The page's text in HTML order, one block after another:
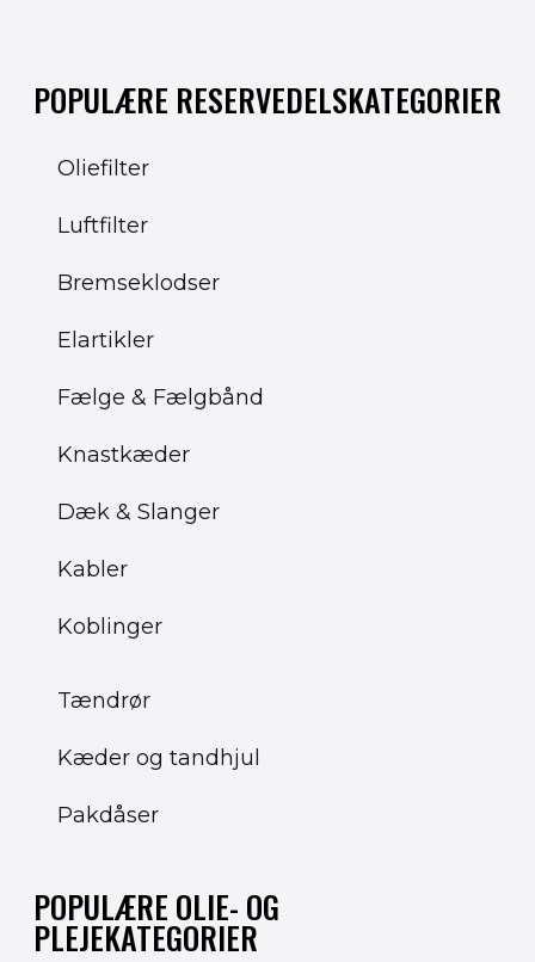
POPULÆRE RESERVEDELSKATEGORIER
Oliefilter
Luftfilter
Bremseklodser
Elartikler
Fælge & Fælgbånd
Knastkæder
Dæk & Slanger
Kabler
Koblinger
Tændrør
Kæder og tandhjul
Pakdåser
POPULÆRE OLIE- OG
PLEJEKATEGORIER